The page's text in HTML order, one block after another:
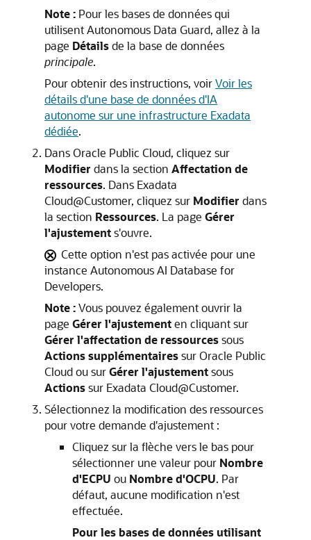
Note : Pour les bases de données qui
utilisent Autonomous Data Guard, allez à la
page Détailsde la base de données
principale.
Pour obtenir des instructions, voirVoir les
détails d'une base de données d'IA
autonome sur une infrastructure Exadata
dédiée.
Dans Oracle Public Cloud, cliquez sur
Modifier dans la section Affectation de
ressources. Dans Exadata
Cloud@Customer, cliquez sur Modifier dans
la section Ressources. La page Gérer
l'ajustements'ouvre.
Cette option n'est pas activée pour une
instance Autonomous AI Database for
Developers.
Note :Vous pouvez également ouvrir la
page Gérer l'ajustementen cliquant sur
Gérer l'affectation de ressourcessous
Actions supplémentairessur Oracle Public
Cloud ou surGérer l'ajustementsous
Actionssur Exadata Cloud@Customer.
Sélectionnez la modification des ressources
pour votre demande d'ajustement :
Cliquez sur la flèche vers le bas pour
sélectionner une valeur pour Nombre
d'ECPU ou Nombre d'OCPU. Par
défaut, aucune modification n'est
effectuée.
Pour les bases de données utilisant